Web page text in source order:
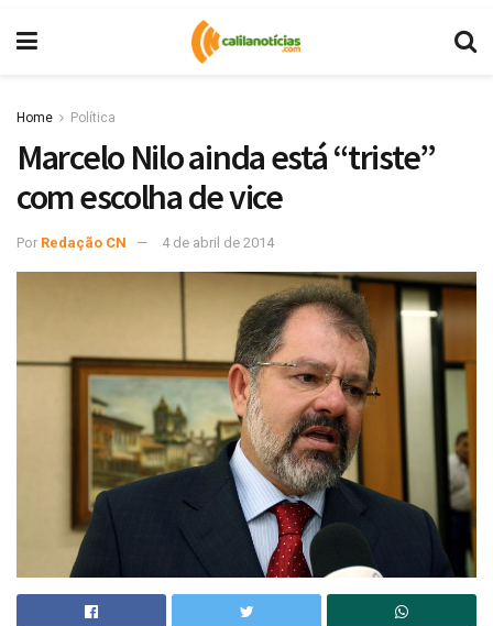
Home Política
Marcelo Nilo ainda está “triste”
com escolha de vice
Por Redação CN 4 de abril de 2014